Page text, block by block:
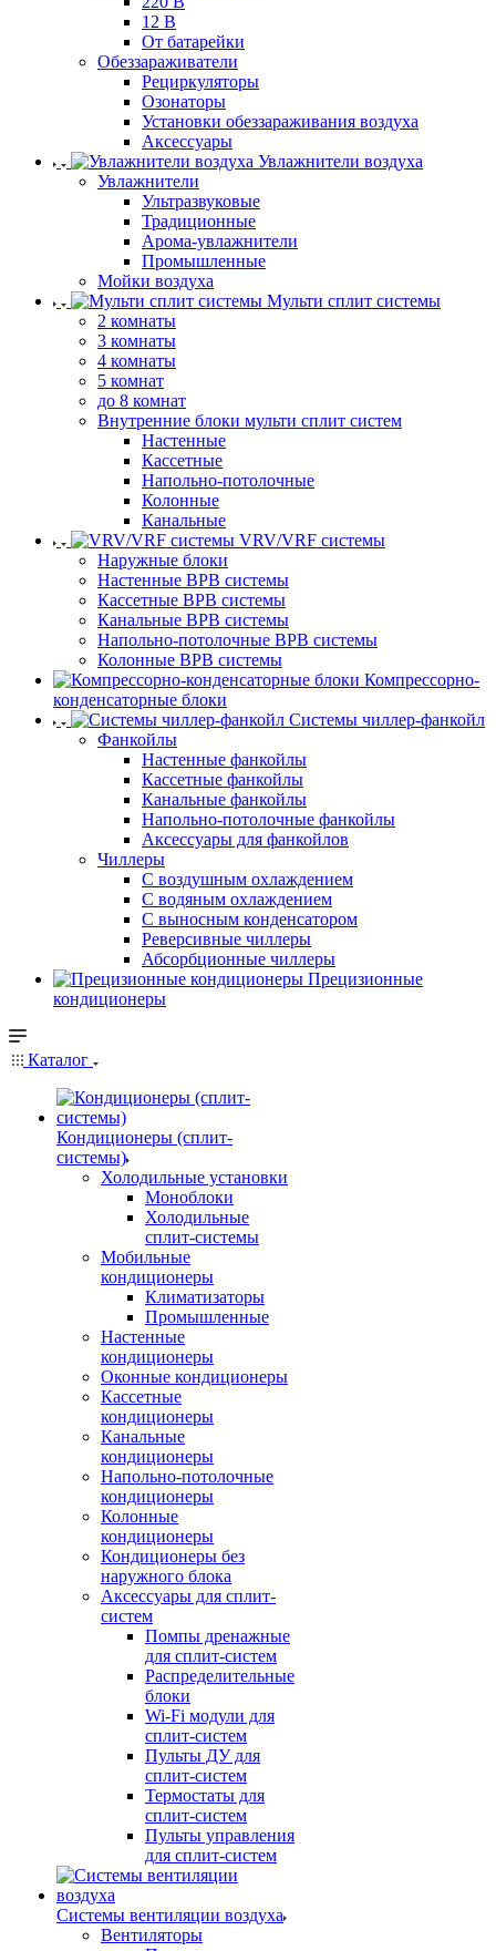
12 В
От батарейки
Обеззараживатели
Рециркуляторы
Озонаторы
Установки обеззараживания воздуха
Аксессуары
Увлажнители воздуха
Увлажнители
Ультразвуковые
Традиционные
Арома-увлажнители
Промышленные
Мойки воздуха
Мульти сплит системы
2 комнаты
3 комнаты
4 комнаты
5 комнат
до 8 комнат
Внутренние блоки мульти сплит систем
Настенные
Кассетные
Напольно-потолочные
Колонные
Канальные
VRV/VRF системы
Наружные блоки
Настенные ВРВ системы
Кассетные ВРВ системы
Канальные ВРВ системы
Напольно-потолочные ВРВ системы
Колонные ВРВ системы
Компрессорно-
конденсаторные блоки
Системы чиллер-фанкойл
Фанкойлы
Настенные фанкойлы
Кассетные фанкойлы
Канальные фанкойлы
Напольно-потолочные фанкойлы
Аксессуары для фанкойлов
Чиллеры
С воздушным охлаждением
С водяным охлаждением
С выносным конденсатором
Реверсивные чиллеры
Абсорбционные чиллеры
Прецизионные
кондиционеры
Каталог
Кондиционеры (сплит-
системы)
Холодильные установки
Моноблоки
Холодильные
сплит-системы
Мобильные
кондиционеры
Климатизаторы
Промышленные
Настенные
кондиционеры
Оконные кондиционеры
Кассетные
кондиционеры
Канальные
кондиционеры
Напольно-потолочные
кондиционеры
Колонные
кондиционеры
Кондиционеры без
наружного блока
Аксессуары для сплит-
систем
Помпы дренажные
для сплит-систем
Распределительные
блоки
Wi-Fi модули для
сплит-систем
Пульты ДУ для
сплит-систем
Термостаты для
сплит-систем
Пульты управления
для сплит-систем
Системы вентиляции воздуха
Вентиляторы